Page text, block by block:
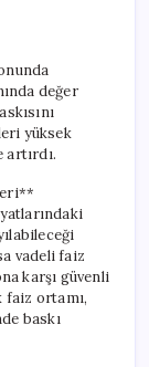
değer
yüksek
vadeli faiz
karşı güvenli
faiz ortamı,
baskı